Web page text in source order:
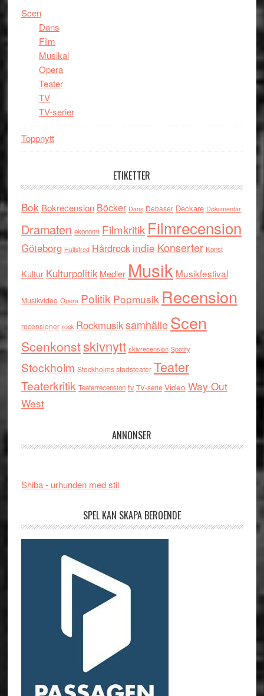
Scen
Dans
Film
Musikal
Opera
Teater
TV
TV-serier
Toppnytt
ETIKETTER
Bok Bokrecension Böcker Dans Debaser Deckare Dokumentär
Dramaten ekonomi Filmkritik Filmrecension
Göteborg Hultsfred Hårdrock indie Konserter Konst
Kultur Kulturpolitik Medier Musik Musikfestival
Musikvideo Opera Politik Popmusik Recension
recensioner rock RockmusiksamhälleScen
Scenkonstskivnytt skivrecension Spotify
Stockholm Stockholms stadsteater Teater
Teaterkritik Teaterrecension tv TV-serie Video Way Out
West
ANNONSER
Shiba - urhunden med stil
SPEL KAN SKAPA BEROENDE